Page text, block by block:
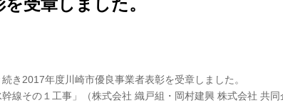
受章しました。
き2017年度川崎市優良事業者表彰を受章しました。
線その１工事」（株式会社 織戸組・岡村建興 株式会社 共